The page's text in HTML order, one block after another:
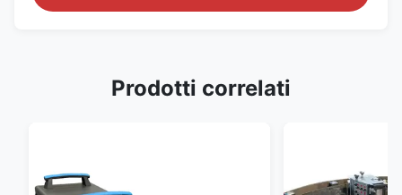
Prodotti correlati